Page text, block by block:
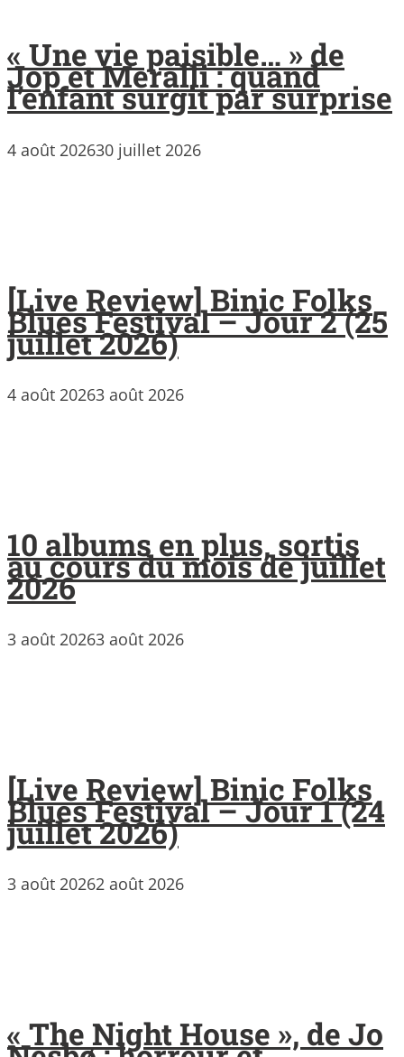
« Une vie paisible… » de
Jop et Meralli : quand
l’enfant surgit par surprise
4 août 202630 juillet 2026
[Live Review] Binic Folks
Blues Festival – Jour 2 (25
juillet 2026)
4 août 20263 août 2026
10 albums en plus, sortis
au cours du mois de juillet
2026
3 août 20263 août 2026
[Live Review] Binic Folks
Blues Festival – Jour 1 (24
juillet 2026)
3 août 20262 août 2026
« The Night House », de Jo